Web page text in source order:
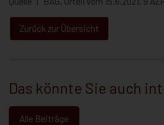
Zurück zur Übersicht
Das könnte Sie auch
Alle Beiträge